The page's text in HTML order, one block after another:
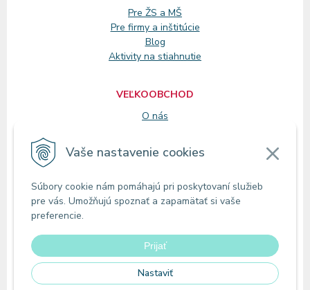
Vaše nastavenie cookies
Súbory cookie nám pomáhajú pri poskytovaní služieb
pre vás. Umožňujú spoznať a zapamätať si vaše
preferencie.
Prijať
Nastaviť
Pre ŽS a MŠ
Pre firmy a inštitúcie
Blog
Aktivity na stiahnutie
VEĽKOOBCHOD
O nás
Zákaznícke oddelenie
Predajne
© 2026 MIRAoffice | Online papiernictvo •tvorba eshopu cez UNIobchod